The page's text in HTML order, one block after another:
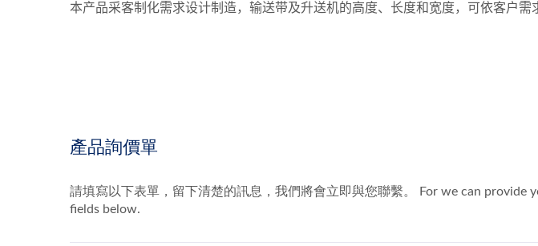
本产品采客制化需求设计制造，输送带及升送机的高度、长度和宽度，可依客户需